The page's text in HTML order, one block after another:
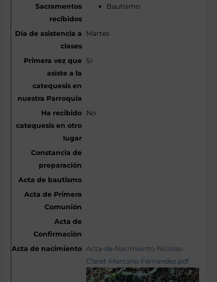
Bautismo
Martes
Sí
No
Acta-de-Nacimiento-Nicolas-
Claret-Marcano-Fernandez.pdf